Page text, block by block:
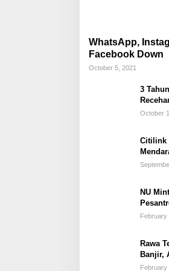
WhatsApp,
Facebook Down
October 5, 2021
3
Beli
October
Citilink
karena
NU
February
Rawa
Banjir,
Bakal
February